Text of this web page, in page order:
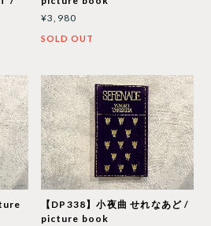
¥3,980
SOLD OUT
【DP338】小夜曲 せれなあど /
picture book